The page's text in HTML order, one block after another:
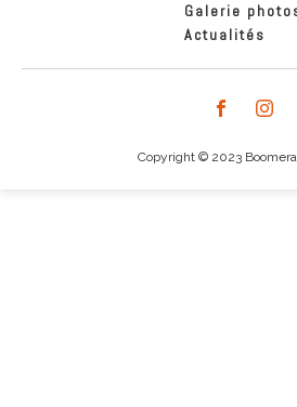
Galerie
Actualités
Copyright © 2023